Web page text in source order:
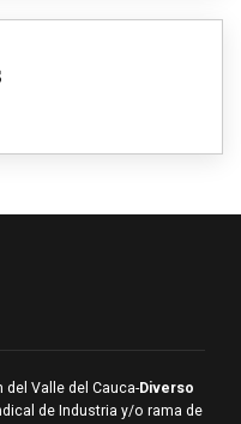
del Valle del Cauca-Diverso
de Industria y/o rama de